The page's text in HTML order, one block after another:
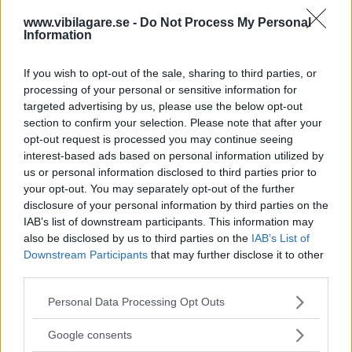
www.vibilagare.se - Do Not Process My Personal
Information
If you wish to opt-out of the sale, sharing to third parties, or
processing of your personal or sensitive information for
targeted advertising by us, please use the below opt-out
section to confirm your selection. Please note that after your
opt-out request is processed you may continue seeing
interest-based ads based on personal information utilized by
us or personal information disclosed to third parties prior to
your opt-out. You may separately opt-out of the further
disclosure of your personal information by third parties on the
IAB’s list of downstream participants. This information may
also be disclosed by us to third parties on the IAB’s List of
Downstream Participants that may further disclose it to other
Please note that this website/app uses one or more Google
not limited to your visit or usage behaviour. You may click to
Personal Data Processing Opt Outs
Google consents
12 kommentarer
Tester: De senaste vi kört